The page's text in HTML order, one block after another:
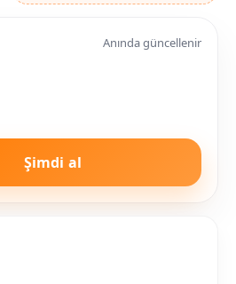
Anında güncellenir
Şimdi al